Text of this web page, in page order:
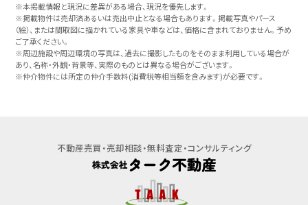
※本掲載情報と現況に差異がある場合、現況を優先します。
※掲載物件は売却済あるいは売出中止となる場合もあります。掲載写真やパース
（絵）、または間取図に描かれている家具や車などは、価格に含まれておりません。予め
ご了承ください。
※周辺施設や周辺環境の写真は、過去に撮影したものをそのまま利用している場合が
あり、名称・外観・背景等、実際のものとは異なる場合がございます。
※仲介物件には所定の仲介手数料(消費税等相当額を含みます)が必要です。
不動産売買・売却相談・無料査定・コンサルティング